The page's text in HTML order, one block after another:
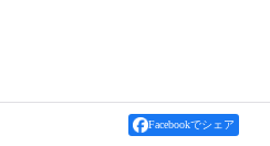
Facebookでシェア